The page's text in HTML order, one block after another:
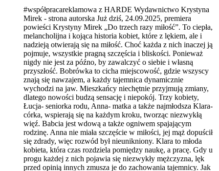
#współpracareklamowa z HARDE Wydawnictwo Krystyna
Mirek - strona autorska Już dziś, 24.09.2025, premiera
powieści Krystyny Mirek „Do trzech razy miłość”. To ciepła,
melancholijna i kojąca historia kobiet, które z lękiem, ale i
nadzieją otwierają się na miłość. Choć każda z nich inaczej ją
pojmuje, wszystkie pragną szczęścia i bliskości. Ponieważ
nigdy nie jest za późno, by zawalczyć o siebie i własną
przyszłość. Bobrówka to cicha miejscowość, gdzie wszyscy
znają się nawzajem, a każdy tajemnica dynamicznie
wychodzi na jaw. Mieszkańcy niechętnie przyjmują zmiany,
dlatego nowości budzą sensację i niepokój. Trzy kobiety,
Łucja- seniorka rodu, Anna- matka a także najmłodsza Klara-
córka, wspierają się na każdym kroku, tworząc niezwykłą
więź. Babcia jest wdową a także ogniwem spajającym
rodzinę. Anna nie miała szczęście w miłości, jej mąż dopuścił
się zdrady, więc rozwód był nieunikniony. Klara to młoda
kobieta, która czas rozdziela pomiędzy naukę, a pracę. Gdy u
progu każdej z nich pojawia się niezwykły mężczyzna, lęk
przed opinią innych zmusza je do zachowania tajemnicy. Jak